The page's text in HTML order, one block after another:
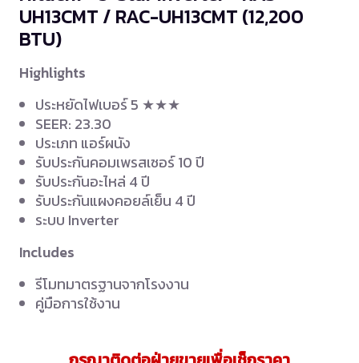
UH13CMT / RAC-UH13CMT (12,200
BTU)
Highlights
ประหยัดไฟเบอร์ 5 ★★★
SEER: 23.30
ประเภท แอร์ผนัง
รับประกันคอมเพรสเซอร์ 10 ปี
รับประกันอะไหล่ 4 ปี
รับประกันแผงคอยล์เย็น 4 ปี
ระบบ Inverter
Includes
รีโมทมาตรฐานจากโรงงาน
คู่มือการใช้งาน